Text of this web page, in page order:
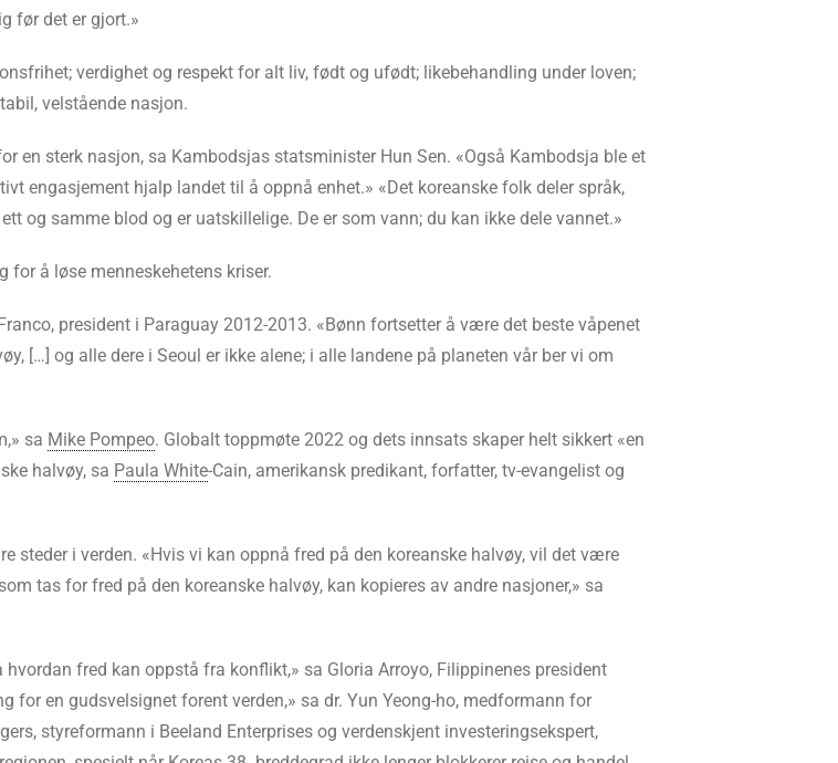
før det er gjort.»
verdighet og respekt for alt liv, født og ufødt; likebehandling under loven;
velstående nasjon.
en sterk nasjon, sa Kambodsjas statsminister Hun Sen. «Også Kambodsja ble et
engasjement hjalp landet til å oppnå enhet.» «Det koreanske folk deler språk,
og samme blod og er uatskillelige. De er som vann; du kan ikke dele vannet.»
for å løse menneskehetens kriser.
president i Paraguay 2012-2013. «Bønn fortsetter å være det beste våpenet
[…] og alle dere i Seoul er ikke alene; i alle landene på planeten vår ber vi om
sa Mike Pompeo. Globalt toppmøte 2022 og dets innsats skaper helt sikkert «en
halvøy, sa Paula White-Cain, amerikansk predikant, forfatter, tv-evangelist og
steder i verden. «Hvis vi kan oppnå fred på den koreanske halvøy, vil det være
tas for fred på den koreanske halvøy, kan kopieres av andre nasjoner,» sa
fred kan oppstå fra konflikt,» sa Gloria Arroyo, Filippinenes president
for en gudsvelsignet forent verden,» sa dr. Yun Yeong-ho, medformann for
styreformann i Beeland Enterprises og verdenskjent investeringsekspert,